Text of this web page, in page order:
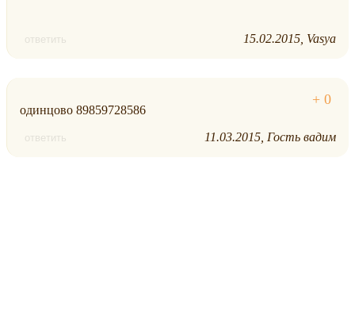
ответить 15.02.2015 Vasya
одинцово 89859728586
ответить 11.03.2015 Гость вадим